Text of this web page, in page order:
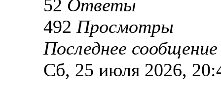
52 Ответы
492 Просмотры
Последнее
Сб, 25 июля 2026,